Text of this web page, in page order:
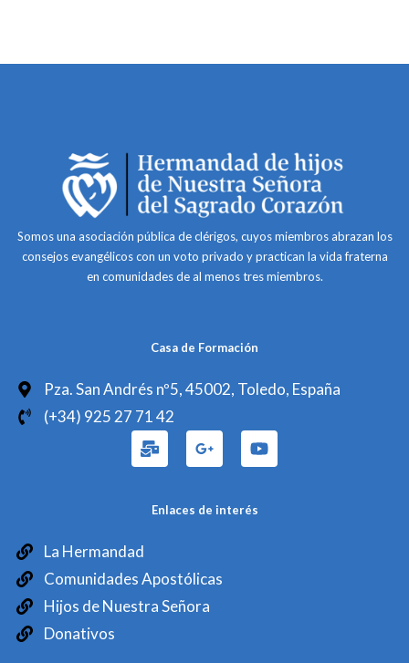
Somos una asociación pública de clérigos, cuyos miembros abrazan los
consejos evangélicos con un voto privado y practican la vida fraterna
en comunidades de al menos tres miembros.
Casa de Formación
Pza. San Andrés nº5, 45002, Toledo, España
(+34) 925 27 71 42
Enlaces de interés
La Hermandad
Comunidades Apostólicas
Hijos de Nuestra Señora
Donativos